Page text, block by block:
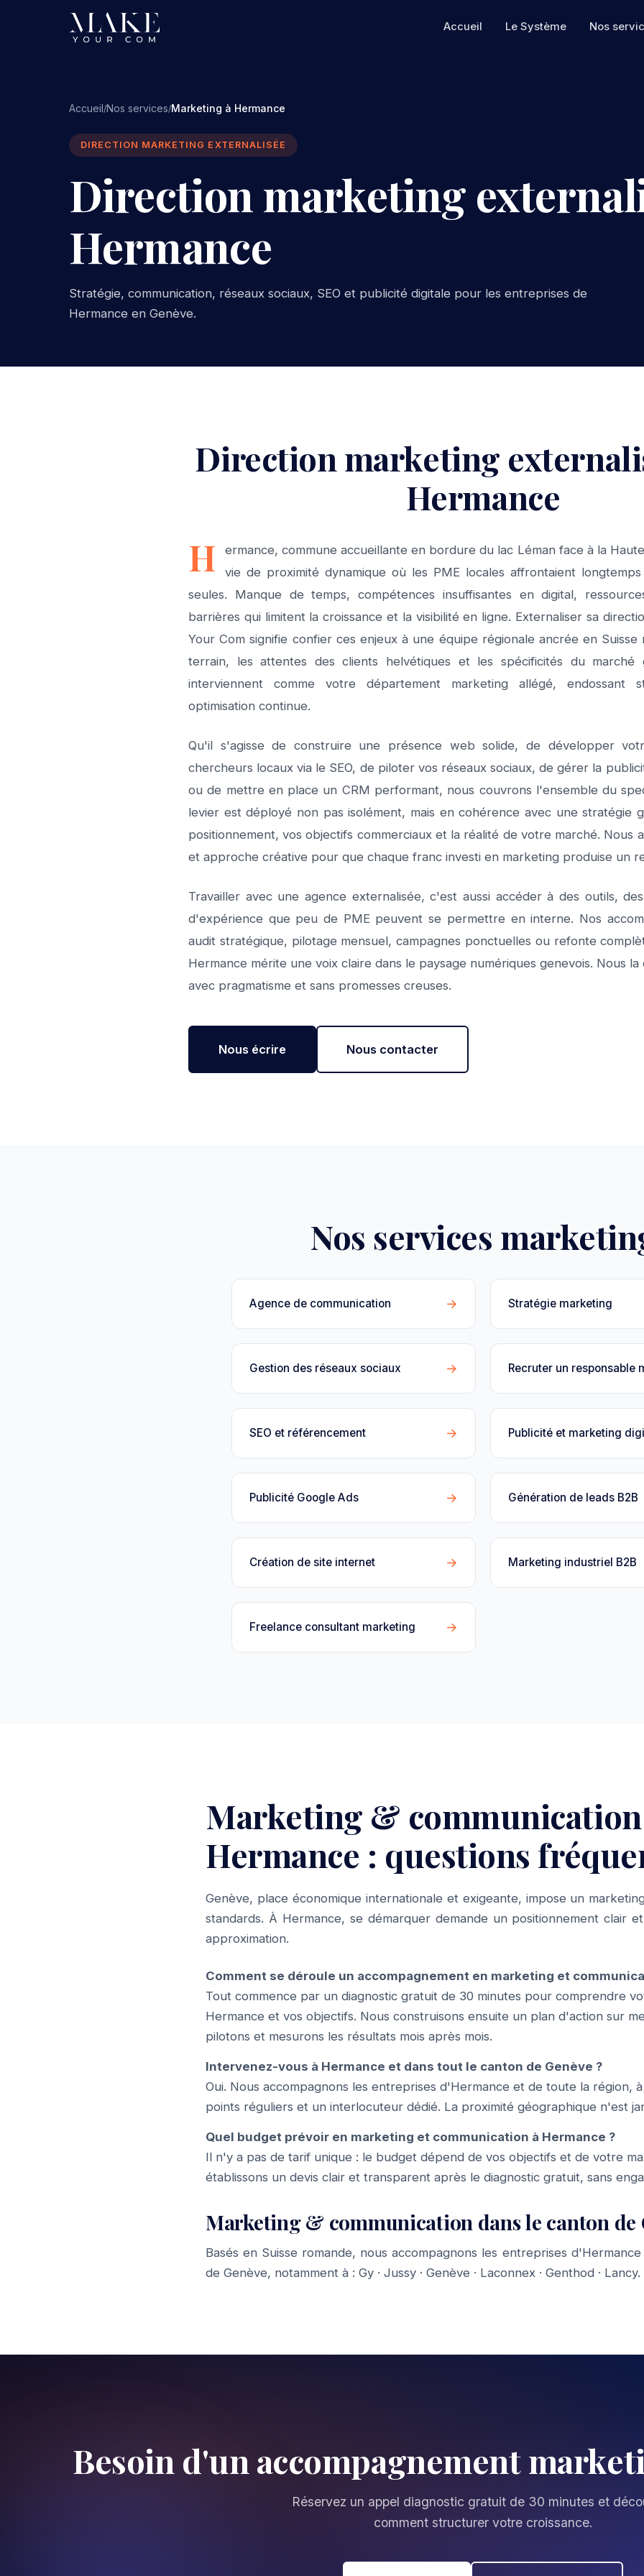
Accueil Le Système Nos
Accueil/Nos services/Marketing à Hermance
DIRECTION MARKETING EXTERNALISÉE
Direction marketing
Hermance
Stratégie, communication, réseaux sociaux, SEO et publicité digitale pour les entreprises de
Hermance en Genève.
Direction marketing
Hermance
H
ermance, commune accueillante en bordure du lac Léman face à la
vie de proximité dynamique où les PME locales affrontaient
seules. Manque de temps, compétences insuffisantes en digital,
barrières qui limitent la croissance et la visibilité en ligne. Externaliser sa
Your Com signifie confier ces enjeux à une équipe régionale ancrée en
terrain, les attentes des clients helvétiques et les spécificités du marché
interviennent comme votre département marketing allégé, endossant
optimisation continue.
Qu'il s'agisse de construire une présence web solide, de développer
chercheurs locaux via le SEO, de piloter vos réseaux sociaux, de gérer la
ou de mettre en place un CRM performant, nous couvrons l'ensemble du
levier est déployé non pas isolément, mais en cohérence avec une stratégie
positionnement, vos objectifs commerciaux et la réalité de votre marché. Nous
et approche créative pour que chaque franc investi en marketing produise un
Travailler avec une agence externalisée, c'est aussi accéder à des outils,
d'expérience que peu de PME peuvent se permettre en interne. Nos
audit stratégique, pilotage mensuel, campagnes ponctuelles ou refonte
Hermance mérite une voix claire dans le paysage numériques genevois. Nous
avec pragmatisme et sans promesses creuses.
Nous écrire Nous contacter
Nos services
Agence de communication → Stratégie marketing
Gestion des réseaux sociaux → Recruter un responsable
SEO et référencement → Publicité et marketing
Publicité Google Ads → Génération de leads B2B
Création de site internet → Marketing industriel B2B
Freelance consultant marketing →
Marketing &
Hermance : questions
Genève, place économique internationale et exigeante, impose un
standards. À Hermance, se démarquer demande un positionnement clair
approximation.
Comment se déroule un accompagnement en marketing et
Tout commence par un diagnostic gratuit de 30 minutes pour comprendre
Hermance et vos objectifs. Nous construisons ensuite un plan d'action sur
pilotons et mesurons les résultats mois après mois.
Intervenez-vous à Hermance et dans tout le canton de Genève ?
Oui. Nous accompagnons les entreprises d'Hermance et de toute la région,
points réguliers et un interlocuteur dédié. La proximité géographique n'est
Quel budget prévoir en marketing et communication à Hermance ?
Il n'y a pas de tarif unique : le budget dépend de vos objectifs et de votre
établissons un devis clair et transparent après le diagnostic gratuit, sans
Marketing & communication dans le canton de
Basés en Suisse romande, nous accompagnons les entreprises
de Genève, notamment à : Gy · Jussy · Genève · Laconnex · Genthod · Lancy.
Besoin d'un accompagnement
Réservez un appel diagnostic gratuit de 30 minutes et
comment structurer votre croissance.